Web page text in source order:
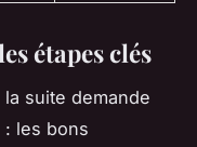
étapes clés
suite demande
: les bons